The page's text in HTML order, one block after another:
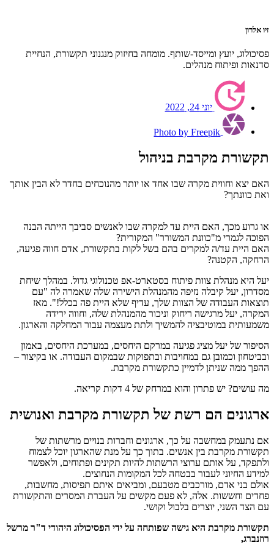
זיו אלרון
פסיכולוג, יועץ ומייסד-שותף. מומחה בחיזוק מנגנוני תקשורת, הנחיית
סדנאות ופיתוח מנהלים.
יוני 24, 2022
Photo by Freepik
תקשורת מקרבת בניהול
האם יצא וחווית מקרה שבו אחד או יותר מהנוכחים בחדר לא הבין אותך
ואת כוונתך?
או גרוע מכך, האם היית עד למקרה שבו לאנשים סביבך הייתה הבנה
הפוכה לגמרי מ"כוונת המשורר" המקורית?
האם היית עד/ה למקרים בהם בשל לקות בתקשורת, אדם חווה פגיעה,
הרחקה, הקטנה?
יעל היא מנהלת צוות פיתוח בסטארט-אפ טכנולוגי גדול. במהלך שיחת
מסדרון, יעל קיבלה נזיפה מהמנהלת הישירה שלה שאמרה לה "עם
תוצאות העבודה של הצוות שלך, עדיף שלא היית פה בכלל!". מאז
המקרה, יעל מרגישה ריחוק וניכור מהמנהלת שלה, וחווה ירידה
משמעותית במוטיבציה להמשיך ולתת מעצמה עבור המחלקה והארגון.
הסיפור של יעל מציג פגיעה במרקם היחסים, במערכת היחסים, באמון
ובביטחון וכמובן גם במחויבות ובתפוקות שבמקום העבודה. או בקיצור –
ההפך ממה שניתן לדמיין כתקשורת מקרבת.
מה עושים? יש פתרון והוא במרחק של 4 דקות קריאה.
ארגונים הם רשת של תקשורת מקרבת ואנושית
אם נתעמק במחשבה על כך, ארגונים וחברות בנויים מרשתות של
תקשורת מקרבת בין אנשים. בתוך כך על מנת שהארגון יוכל לצמוח
ולתפקד, על אותם ערוצי הרשתות להיות תקינים ופתוחים, ולאפשר
למידע החיוני לעבור בבטחה לכל המקומות הנחוצים.
אולם בני אדם, מורכבים מטבעם, ומביאים איתם תפיסות, מחשבות,
פחדים וחששות. אלה, לא פעם מקשים על העברת המסרים והתקשורת
עם הצד השני, יוצרים בלבול וקושי.
תקשורת מקרבת היא גישה שפותחה על ידי הפסיכולוג היהודי ד"ר מרשל
רוזנברג,